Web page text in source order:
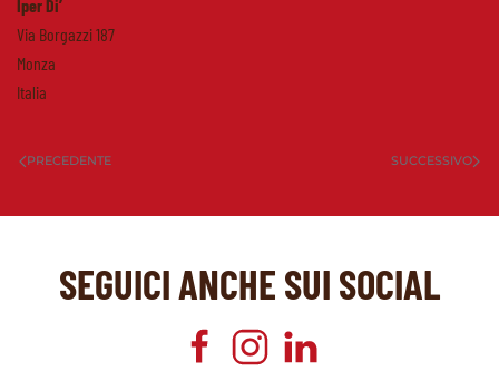
Iper Di’
Via Borgazzi 187
Monza
Italia
PRECEDENTE SUCCESSIVO
SEGUICI ANCHE SUI SOCIAL